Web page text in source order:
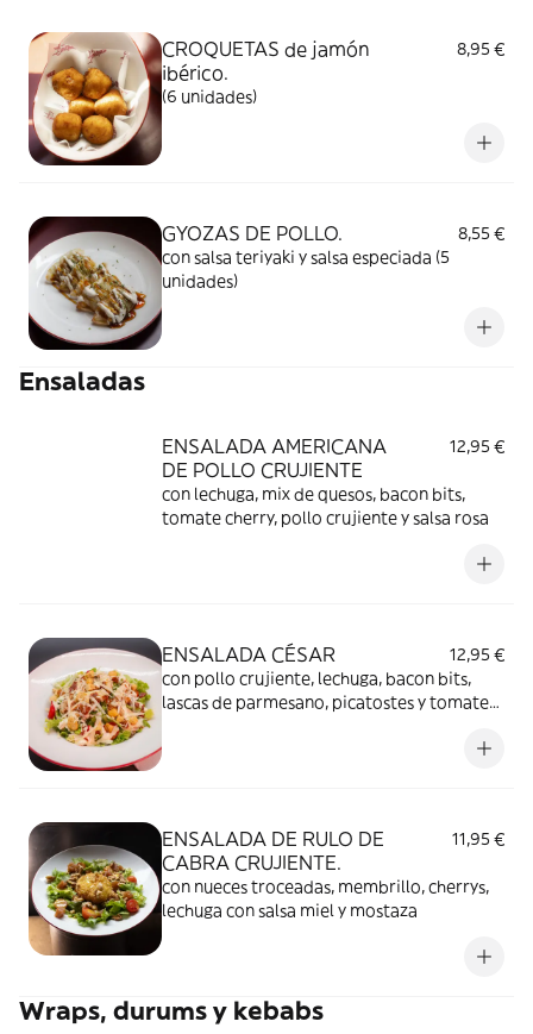
CROQUETAS de jamón
ibérico.
8,95 €
(6 unidades)
GYOZAS DE POLLO.
8,55 €
con salsa teriyaki y salsa especiada (5
unidades)
Ensaladas
ENSALADA AMERICANA
DE POLLO CRUJIENTE
12,95 €
con lechuga, mix de quesos, bacon bits,
tomate cherry, pollo crujiente y salsa rosa
ENSALADA CÉSAR
12,95 €
con pollo crujiente, lechuga, bacon bits,
lascas de parmesano, picatostes y tomate
ENSALADA DE RULO DE
CABRA CRUJIENTE.
11,95 €
con nueces troceadas, membrillo, cherrys,
lechuga con salsa miel y mostaza
Wraps, durums y kebabs